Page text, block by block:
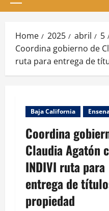
Primary
Home 2025 abril
5
Coordina gobierno de
ruta para entrega de
Baja California
Coordina
Claudia Agatón
INDIVI ruta para
entrega de
propiedad